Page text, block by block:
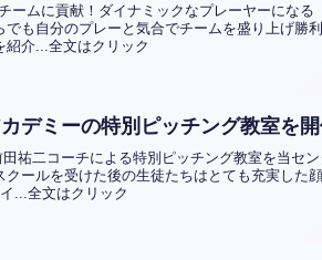
ームに貢献！ダイナミックなプレーヤーになる
も自分のプレーと気合でチームを盛り上げ勝
紹介...全文はクリック
デミーの特別ピッチング教室を開
祐二コーチによる特別ピッチング教室を当セ
ールを受けた後の生徒たちはとても充実した
...全文はクリック